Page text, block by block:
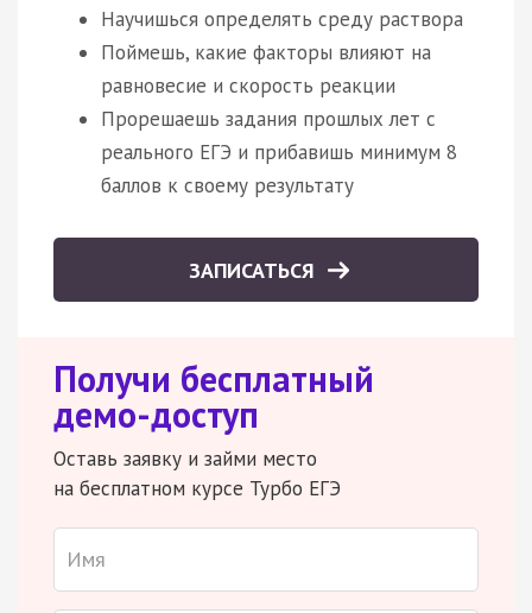
Научишься определять среду раствора
Поймешь, какие факторы влияют на
равновесие и скорость реакции
Прорешаешь задания прошлых лет с
реального ЕГЭ и прибавишь минимум 8
баллов к своему результату
ЗАПИСАТЬСЯ
Получи бесплатный
демо-доступ
Оставь заявку и займи место
на бесплатном курсе Турбо ЕГЭ